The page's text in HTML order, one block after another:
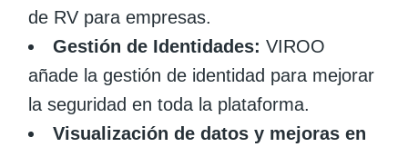
de RV para empresas.
Gestión de Identidades: VIROO
añade la gestión de identidad para mejorar
la seguridad en toda la plataforma.
Visualización de datos y mejoras en